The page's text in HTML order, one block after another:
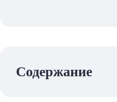
Содержание